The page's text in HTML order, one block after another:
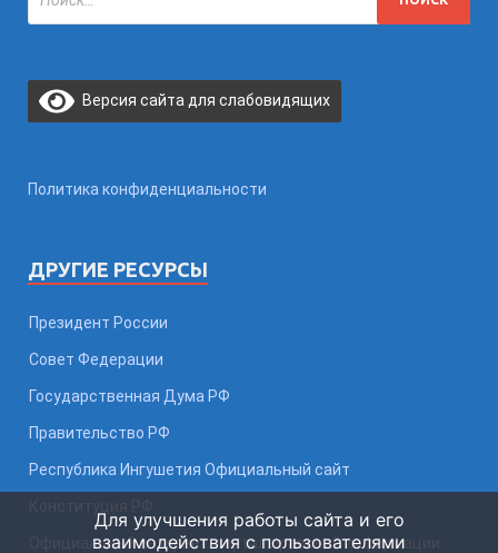
Версия сайта для слабовидящих
Политика конфиденциальности
ДРУГИЕ РЕСУРСЫ
Президент России
Совет Федерации
Государственная Дума РФ
Правительство РФ
Республика Ингушетия Официальный сайт
Официальный интернет-портал правовой информации
Для улучшения работы сайта и его
взаимодействия с пользователями